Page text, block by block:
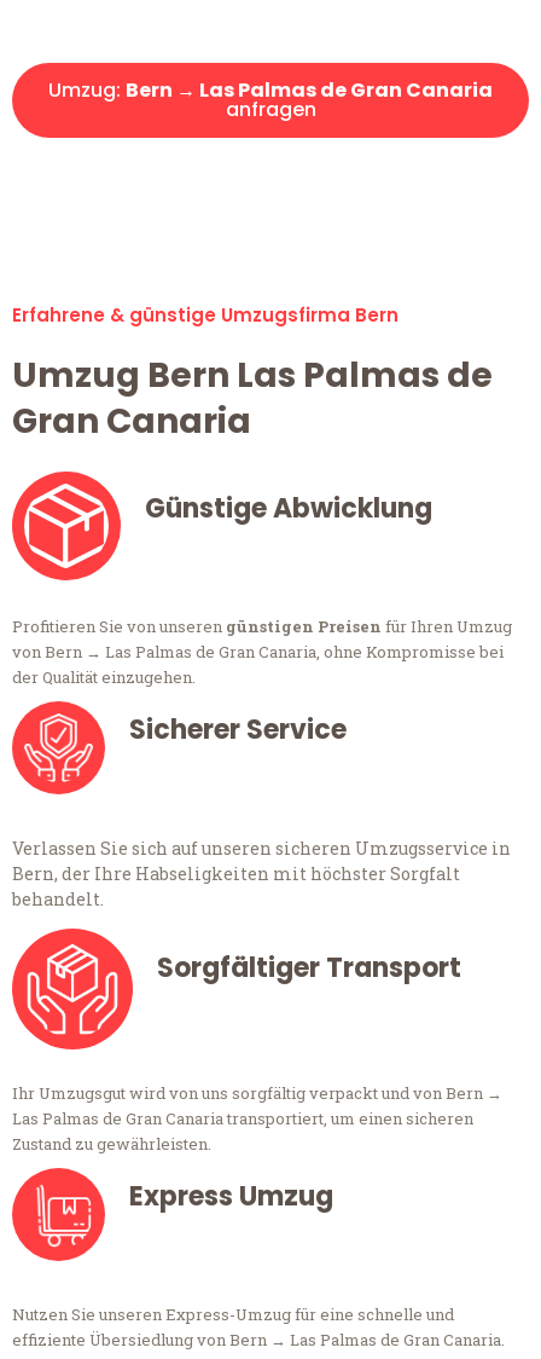
Umzug: Bern → Las Palmas de Gran Canaria
anfragen
Erfahrene & günstige Umzugsfirma Bern
Umzug Bern Las Palmas de
Gran Canaria
Günstige Abwicklung
Profitieren Sie von unseren günstigen Preisen für Ihren Umzug
von Bern → Las Palmas de Gran Canaria, ohne Kompromisse bei
der Qualität einzugehen.
Sicherer Service
Verlassen Sie sich auf unseren sicheren Umzugsservice in
Bern, der Ihre Habseligkeiten mit höchster Sorgfalt
behandelt.
Sorgfältiger Transport
Ihr Umzugsgut wird von uns sorgfältig verpackt und von Bern →
Las Palmas de Gran Canaria transportiert, um einen sicheren
Zustand zu gewährleisten.
Express Umzug
Nutzen Sie unseren Express-Umzug für eine schnelle und
effiziente Übersiedlung von Bern → Las Palmas de Gran Canaria.